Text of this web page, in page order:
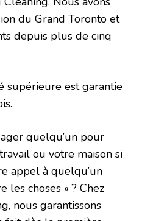
du Grand Toronto et
depuis plus de cinq
supérieure est garantie
quelqu’un pour
ou votre maison si
appel à quelqu’un
les choses » ? Chez
nous garantissons